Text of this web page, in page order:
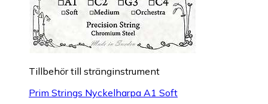
Till­be­hör till stränginstrument
Prim Strings Nyckelharpa A1 Soft